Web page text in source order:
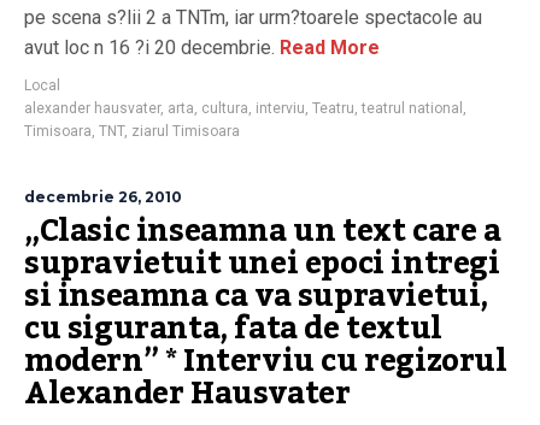
pe scena s?lii 2 a TNTm, iar urm?toarele spectacole au
avut loc n 16 ?i 20 decembrie. Read More
Local
alexander hausvater, arta, cultura, interviu, Teatru,teatrul national ,
Timisoara, TNT, ziarul Timisoara
decembrie 26, 2010
„Clasic inseamna un text care a
supravietuit unei epoci intregi
si inseamna ca va supravietui,
cu siguranta, fata de textul
modern” * Interviu cu regizorul
Alexander Hausvater